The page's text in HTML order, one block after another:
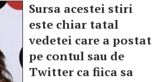
Sursa acestei stiri
este chiar tatal
vedetei care a postat
pe contul sau de
Twitter ca fiica sa